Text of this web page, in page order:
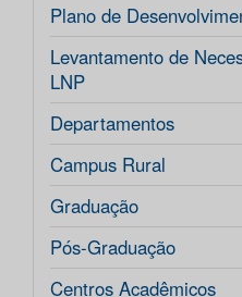
Plano de
Levantamento de
LNP
Departamentos
Campus Rural
Graduação
Pós-Graduação
Centros Acadêmicos